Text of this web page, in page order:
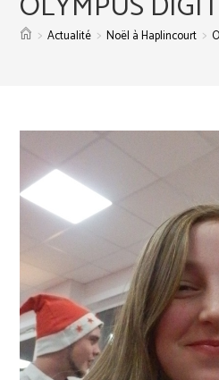
> Actualité > Noël à Haplincourt >